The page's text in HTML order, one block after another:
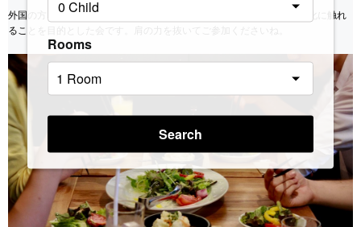
外国の方と一緒にお昼ご飯を食べます。英語で話す機会を持ち、異文化に触れ
ることを目的とした会です。肩の力を抜いてご参加くださいね。
Rooms
Search